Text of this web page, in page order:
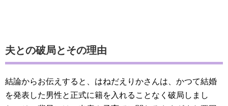
夫との破局とその理由
結論からお伝えすると、はねだえりかさんは、かつて結婚
を発表した男性と正式に籍を入れることなく破局しまし